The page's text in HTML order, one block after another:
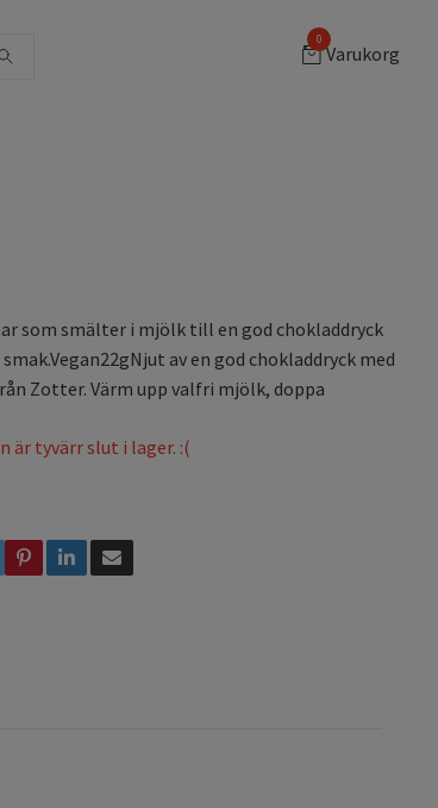
0
Varukorg
som smälter i mjölk till en god chokladdryck
av en god chokladdryck med
Zotter. Värm upp valfri mjölk, doppa
är tyvärr slut i lager. :(